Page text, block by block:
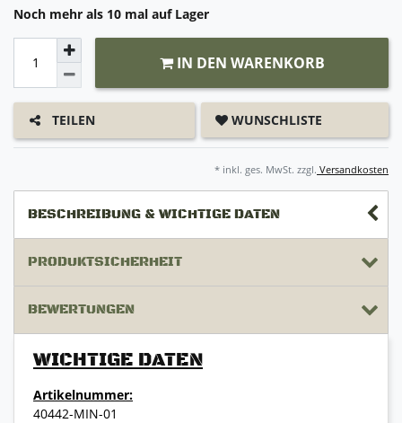
Noch mehr als 10 mal auf Lager
IN DEN WARENKORB
TEILEN WUNSCHLISTE
* inkl. ges. MwSt. zzgl. Versandkosten
BESCHREIBUNG & WICHTIGE DATEN
PRODUKTSICHERHEIT
BEWERTUNGEN
WICHTIGE DATEN
Artikelnummer:
40442-MIN-01